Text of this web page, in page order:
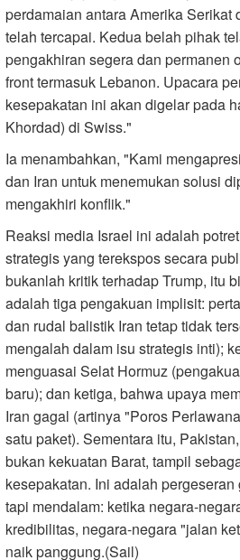
perdamaian antara Amerika Serikat
telah tercapai. Kedua belah pihak
pengakhiran segera dan permanen
front termasuk Lebanon. Upacara
kesepakatan ini akan digelar pada
Khordad) di Swiss."
Ia menambahkan, "Kami
dan Iran untuk menemukan solusi
mengakhiri konflik."
Reaksi media Israel ini adalah
strategis yang terekspos secara
bukanlah kritik terhadap Trump, itu
adalah tiga pengakuan implisit:
dan rudal balistik Iran tetap tidak
mengalah dalam isu strategis inti);
menguasai Selat Hormuz
baru); dan ketiga, bahwa upaya
Iran gagal (artinya "Poros
satu paket). Sementara itu,
bukan kekuatan Barat, tampil
kesepakatan. Ini adalah
tapi mendalam: ketika negara-
kredibilitas, negara-negara "jalan
naik panggung.(Sail)